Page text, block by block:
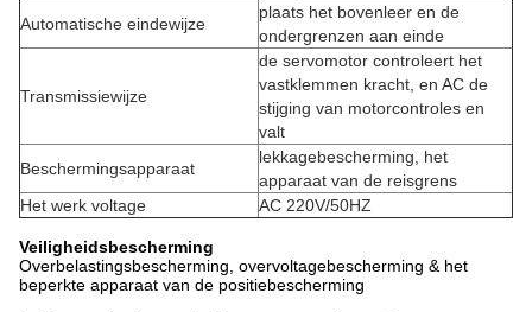
Automatische eindewijze
plaats het bovenleer en de
ondergrenzen aan einde
Transmissiewijze
de servomotor controleert het
vastklemmen kracht, en AC de
stijging van motorcontroles en
valt
Beschermingsapparaat
lekkagebescherming, het
apparaat van de reisgrens
Het werk voltage
AC 220V/50HZ
Veiligheidsbescherming
Overbelastingsbescherming, overvoltagebescherming & het
beperkte apparaat van de positiebescherming